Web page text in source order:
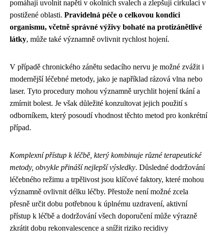
pomáhají uvolnit napětí v okolních svalech a zlepšují cirkulaci v
postižené oblasti. Pravidelná péče o celkovou kondici
organismu, včetně správné výživy bohaté na protizánětlivé
látky, může také významně ovlivnit rychlost hojení.
V případě chronického zánětu sedacího nervu je možné zvážit i
modernější léčebné metody, jako je například rázová vlna nebo
laser. Tyto procedury mohou významně urychlit hojení tkání a
zmírnit bolest. Je však důležité konzultovat jejich použití s
odborníkem, který posoudí vhodnost těchto metod pro konkrétní
případ.
Komplexní přístup k léčbě, který kombinuje různé terapeutické
metody, obvykle přináší nejlepší výsledky. Důsledné dodržování
léčebného režimu a trpělivost jsou klíčové faktory, které mohou
významně ovlivnit délku léčby. Přestože není možné zcela
přesně určit dobu potřebnou k úplnému uzdravení, aktivní
přístup k léčbě a dodržování všech doporučení může výrazně
zkrátit dobu rekonvalescence a snížit riziko recidivy